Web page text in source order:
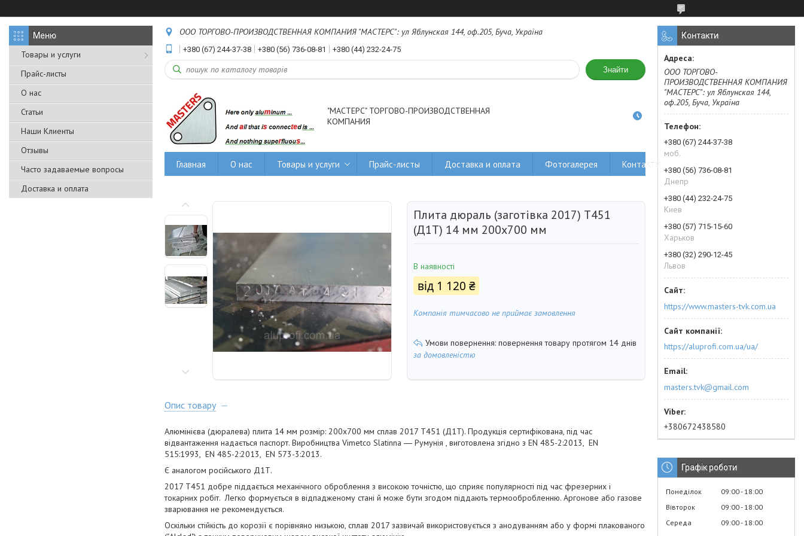
Товары и услуги
Прайс-листы
О нас
Статьи
Наши Клиенты
Отзывы
Часто задаваемые вопросы
Доставка и оплата
ООО ТОРГОВО-ПРОИЗВОДСТВЕННАЯ КОМПАНИЯ "МАСТЕРС": ул Яблунская 144, оф.205, Буча, Україна
+380 (67) 244-37-38 +380 (56) 736-08-81 +380 (44) 232-24-75
Знайти
"МАСТЕРС" ТОРГОВО-ПРОИЗВОДСТВЕННАЯ
КОМПАНИЯ
Главная О нас Товары и услуги Прайс-листы Доставка и оплата Фотогалерея Контакты
Плита дюраль (заготівка 2017) T451
(Д1Т) 14 мм 200х700 мм
В наявності
від 1 120 ₴
Компанія тимчасово не приймає замовлення
повернення товару протягом 14 днів
за домовленістю
Опис товару
Алюмінієва (дюралева) плита 14 мм розмір: 200х700 мм сплав 2017 Т451 (Д1Т). Продукція сертифікована, під час
відвантаження надається паспорт. Виробництва Vimetco Slatinna ― Румунія , виготовлена згідно з EN 485-2:2013, EN
515:1993, EN 485-2:2013, EN 573-3:2013.
Є аналогом російського Д1Т.
2017 Т451 добре піддається механічного оброблення з високою точністю, що сприяє популярності під час фрезерних і
токарних робіт. Легко формується в відпадженому стані й може бути згодом піддають термообробленню. Аргонове або газове
зварювання не рекомендується.
Оскільки стійкість до корозії є порівняно низькою, сплав 2017 зазвичай використовується з анодуванням або у формі плакованого
Контакти
ООО ТОРГОВО-
ПРОИЗВОДСТВЕННАЯ КОМПАНИЯ
"МАСТЕРС": ул Яблунская 144,
оф.205, Буча, Україна
+380 (67) 244-37-38
моб.
+380 (56) 736-08-81
Днепр
+380 (44) 232-24-75
Киев
+380 (57) 715-15-60
Харьков
+380 (32) 290-12-45
Львов
https://www.masters-tvk.com.ua
https://aluprofi.com.ua/ua/
masters.tvk@gmail.com
+380672438580
Графік роботи
Понеділок 09:00 18:00
Вівторок
09:00 18:00
Середа
09:00 18:00